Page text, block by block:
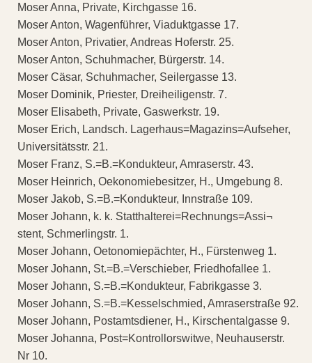
Moser Anna, Private, Kirchgasse 16.
Moser Anton, Wagenführer, Viaduktgasse 17.
Moser Anton, Privatier, Andreas Hoferstr. 25.
Moser Anton, Schuhmacher, Bürgerstr. 14.
Moser Cäsar, Schuhmacher, Seilergasse 13.
Moser Dominik, Priester, Dreiheiligenstr. 7.
Moser Elisabeth, Private, Gaswerkstr. 19.
Moser Erich, Landsch. Lagerhaus=Magazins=Aufseher,
Universitätsstr. 21.
Moser Franz, S.=B.=Kondukteur, Amraserstr. 43.
Moser Heinrich, Oekonomiebesitzer, H., Umgebung 8.
Moser Jakob, S.=B.=Kondukteur, Innstraße 109.
Moser Johann, k. k. Statthalterei=Rechnungs=Assi¬
stent, Schmerlingstr. 1.
Moser Johann, Oetonomiepächter, H., Fürstenweg 1.
Moser Johann, St.=B.=Verschieber, Friedhofallee 1.
Moser Johann, S.=B.=Kondukteur, Fabrikgasse 3.
Moser Johann, S.=B.=Kesselschmied, Amraserstraße 92.
Moser Johann, Postamtsdiener, H., Kirschentalgasse 9.
Moser Johanna, Post=Kontrollorswitwe, Neuhauserstr.
Nr 10.